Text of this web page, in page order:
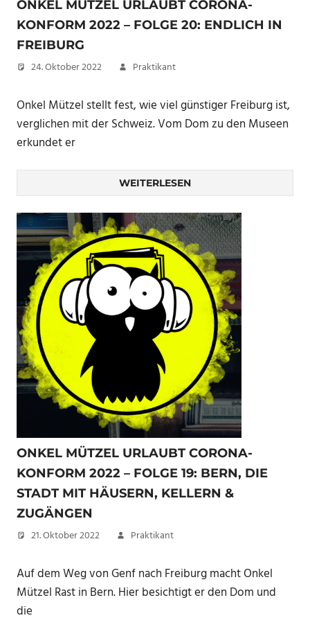
ONKEL MÜTZEL URLAUBT CORONA-
KONFORM 2022 – FOLGE 20: ENDLICH IN
FREIBURG
24. Oktober 2022 Praktikant
Onkel Mützel stellt fest, wie viel günstiger Freiburg ist,
verglichen mit der Schweiz. Vom Dom zu den Museen
erkundet er
WEITERLESEN
ONKEL MÜTZEL URLAUBT CORONA-
KONFORM 2022 – FOLGE 19: BERN, DIE
STADT MIT HÄUSERN, KELLERN &
ZUGÄNGEN
21. Oktober 2022 Praktikant
Auf dem Weg von Genf nach Freiburg macht Onkel
Mützel Rast in Bern. Hier besichtigt er den Dom und
die